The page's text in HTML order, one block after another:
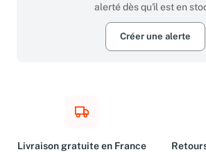
alerté dès qu'il est en
Créer une alerte
Livraison gratuite en France